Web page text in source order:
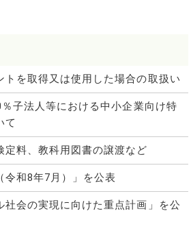
トを取得又は使用した場合の取扱い
子法人等における中小企業向け特
て
定料、教科用図書の譲渡など
令和8年7月）」を公表
社会の実現に向けた重点計画」を公